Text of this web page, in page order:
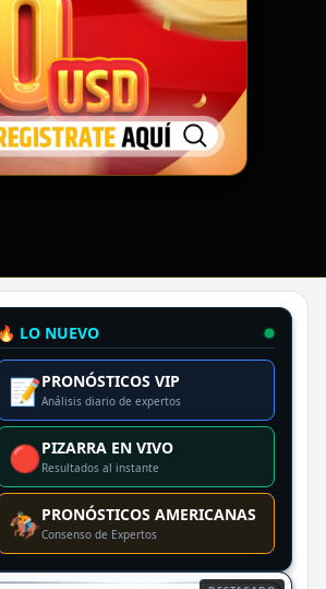
🔥 LO NUEVO
📝PRONÓSTICOS VIP
Análisis diario de expertos
🔴PIZARRA EN VIVO
Resultados al instante
🏇PRONÓSTICOS AMERICANAS
Consenso de Expertos